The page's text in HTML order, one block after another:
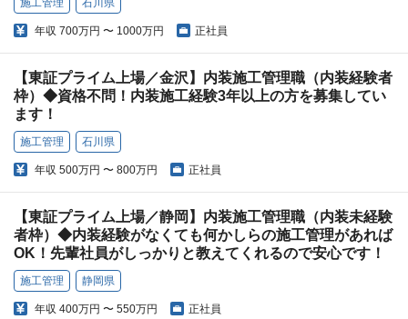
施工管理 石川県
年収 700万円 〜 1000万円 正社員
【東証プライム上場／金沢】内装施工管理職（内装経験者
枠）◆資格不問！内装施工経験3年以上の方を募集してい
ます！
施工管理 石川県
年収 500万円 〜 800万円 正社員
【東証プライム上場／静岡】内装施工管理職（内装未経験
者枠）◆内装経験がなくても何かしらの施工管理があれば
OK！先輩社員がしっかりと教えてくれるので安心です！
施工管理 静岡県
年収 400万円 〜 550万円 正社員